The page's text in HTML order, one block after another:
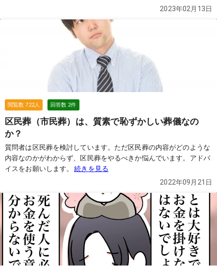
2023年02月13日
閲覧数722人 回答数 2件
区民葬（市民葬）は、質素で恥ずかしい葬儀なの
か？
質問者は区民葬を検討しています。ただ区民葬の内容がどのような
内容なのかがわからず、区民葬をやるべきか悩んでいます。アドバ
イスをお願いします。
続きを見る
2022年09月21日